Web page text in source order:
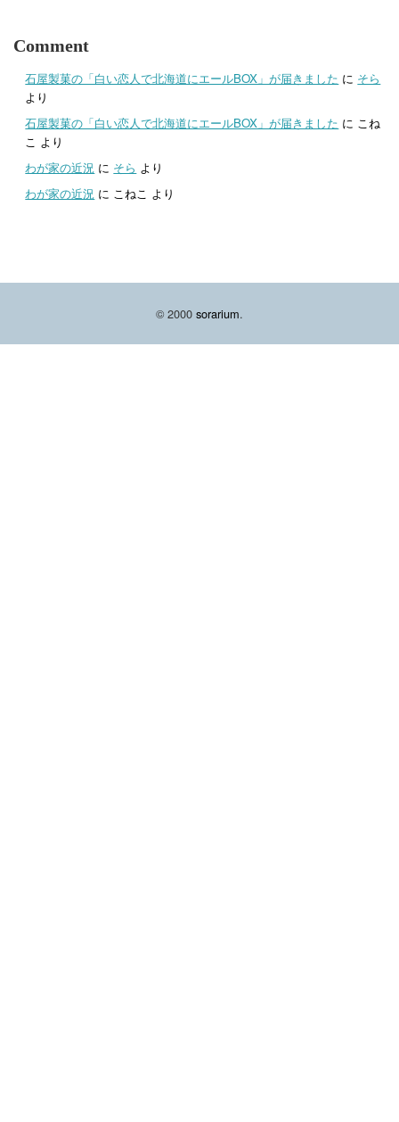
Comment
石屋製菓の「白い恋人で北海道にエールBOX」が届きました に そら
より
石屋製菓の「白い恋人で北海道にエールBOX」が届きました に こね
こ より
わが家の近況 に そら より
わが家の近況 に こねこ より
© 2000 sorarium.